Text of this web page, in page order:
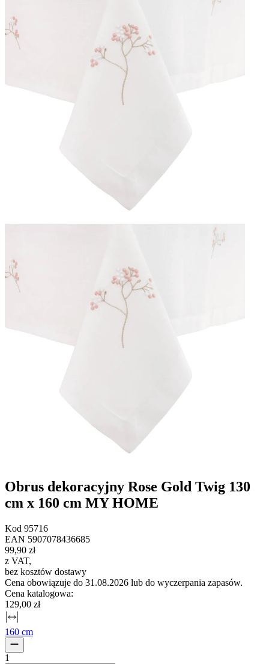
Obrus dekoracyjny Rose Gold Twig 130
cm x 160 cm MY HOME
Kod 95716
EAN 5907078436685
99,90 zł
z VAT,
bez kosztów dostawy
Cena obowiązuje do 31.08.2026 lub do wyczerpania zapasów.
Cena katalogowa:
129,00 zł
160 cm
1